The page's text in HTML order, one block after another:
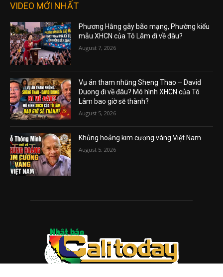
VIDEO MỚI NHẤT
Phương Hằng gây bão mạng, Phường kiểu
mẫu XHCN của Tô Lâm đi về đâu?
August 7, 2026
Vụ án tham nhũng Sheng Thao – David
Duong đi về đâu? Mô hình XHCN của Tô
Lâm bao giờ sẽ thành?
August 5, 2026
Khủng hoảng kim cương vàng Việt Nam
August 5, 2026